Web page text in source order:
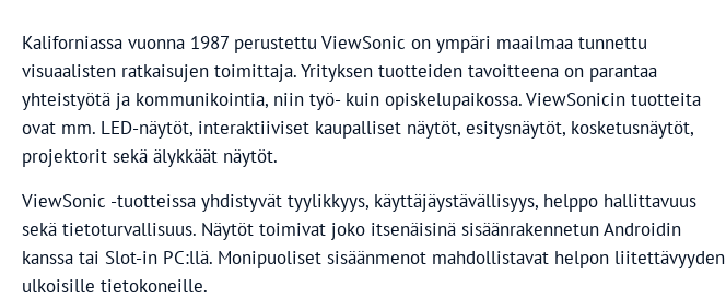
Kaliforniassa vuonna 1987 perustettu ViewSonic on ympäri maailmaa tunnettu
visuaalisten ratkaisujen toimittaja. Yrityksen tuotteiden tavoitteena on parantaa
yhteistyötä ja kommunikointia, niin työ- kuin opiskelupaikossa. ViewSonicin tuotteita
ovat mm. LED-näytöt, interaktiiviset kaupalliset näytöt, esitysnäytöt, kosketusnäytöt,
projektorit sekä älykkäät näytöt.
ViewSonic -tuotteissa yhdistyvät tyylikkyys, käyttäjäystävällisyys, helppo hallittavuus
sekä tietoturvallisuus. Näytöt toimivat joko itsenäisinä sisäänrakennetun Androidin
kanssa tai Slot-in PC:llä. Monipuoliset sisäänmenot mahdollistavat helpon liitettävyyden
ulkoisille tietokoneille.